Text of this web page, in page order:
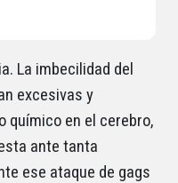
La imbecilidad del
excesivas y
químico en el cerebro,
ante tanta
ese ataque de gags